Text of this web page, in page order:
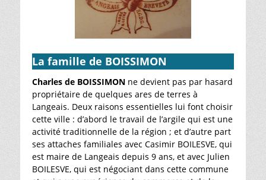
La famille de BOISSIMON
Charles de BOISSIMON ne devient pas par hasard
propriétaire de quelques ares de terres à
Langeais. Deux raisons essentielles lui font choisir
cette ville : d’abord le travail de l’argile qui est une
activité traditionnelle de la région ; et d’autre part
ses attaches familiales avec Casimir BOILESVE, qui
est maire de Langeais depuis 9 ans, et avec Julien
BOILESVE, qui est négociant dans cette commune